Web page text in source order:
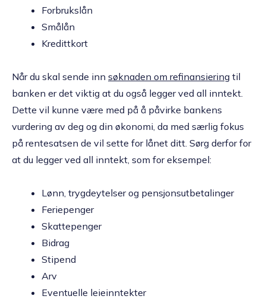
Forbrukslån
Smålån
Kredittkort
Når du skal sende inn søknaden om refinansiering til
banken er det viktig at du også legger ved all inntekt.
Dette vil kunne være med på å påvirke bankens
vurdering av deg og din økonomi, da med særlig fokus
på rentesatsen de vil sette for lånet ditt. Sørg derfor for
at du legger ved all inntekt, som for eksempel:
Lønn, trygdeytelser og pensjonsutbetalinger
Feriepenger
Skattepenger
Bidrag
Stipend
Arv
Eventuelle leieinntekter